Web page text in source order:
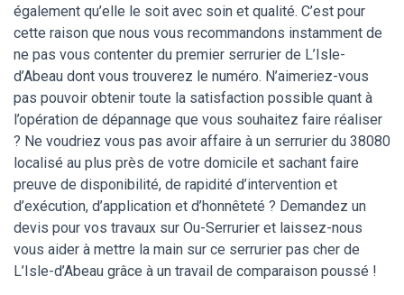
également qu’elle le soit avec soin et qualité. C’est pour
cette raison que nous vous recommandons instamment de
ne pas vous contenter du premier serrurier de L’Isle-
d’Abeau dont vous trouverez le numéro. N’aimeriez-vous
pas pouvoir obtenir toute la satisfaction possible quant à
l’opération de dépannage que vous souhaitez faire réaliser
? Ne voudriez vous pas avoir affaire à un serrurier du 38080
localisé au plus près de votre domicile et sachant faire
preuve de disponibilité, de rapidité d’intervention et
d’exécution, d’application et d’honnêteté ? Demandez un
devis pour vos travaux sur Ou-Serrurier et laissez-nous
vous aider à mettre la main sur ce serrurier pas cher de
L’Isle-d’Abeau grâce à un travail de comparaison poussé !